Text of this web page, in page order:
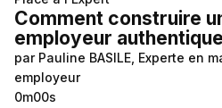
Comment construire
employeur
par Pauline BASILE, Experte en
employeur
0m00s